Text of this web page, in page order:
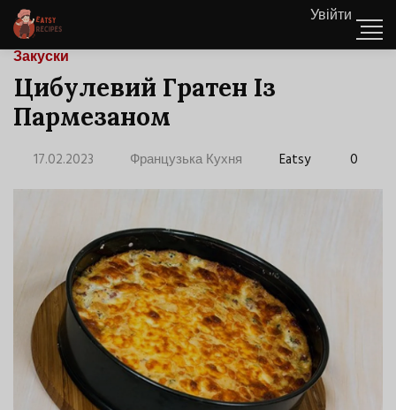
Увійти
Закуски
Цибулевий Гратен Із
Пармезаном
17.02.2023 Французька Кухня Eatsy 0